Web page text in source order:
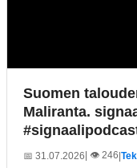
Suomen
Maliranta.
📅 31.07.2026| 👁️ 246